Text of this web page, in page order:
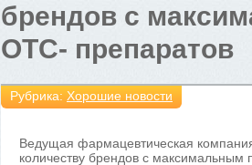
брендов с
OTC- препаратов
Рубрика: Хорошие новости
Ведущая фармацевтическая
количеству брендов с